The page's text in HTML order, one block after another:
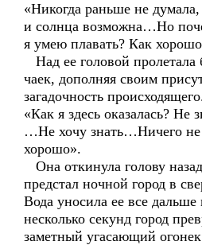
«Никогда раньше не
и солнца возможна…Но
я умею плавать? Как
Над ее головой пролетала
чаек, дополняя своим
загадочность
«Как я здесь оказалась?
…Не хочу знать…Ничего
хорошо».
Она откинула голову
предстал ночной город в
Вода уносила ее все
несколько секунд город
заметный угасающий